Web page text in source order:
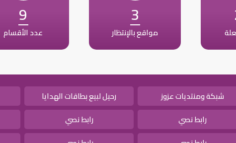
3
مواقع بالإنتظار
9
عدد الأقسام
شبكة ومنتديات عزوز رحيل لبيع بطاقات الهدايا
رابط نصي رابط نصي